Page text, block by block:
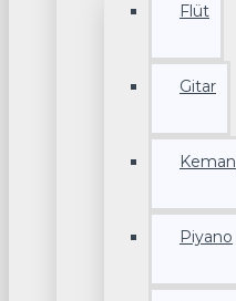
Flüt
Gitar
Keman
Piyano